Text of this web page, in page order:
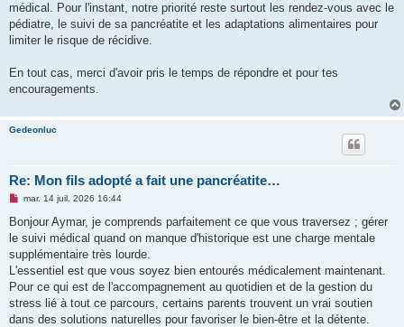
médical. Pour l'instant, notre priorité reste surtout les rendez-vous avec le
pédiatre, le suivi de sa pancréatite et les adaptations alimentaires pour
limiter le risque de récidive.
En tout cas, merci d'avoir pris le temps de répondre et pour tes
encouragements.
Gedeonluc
Re: Mon fils adopté a fait une pancréatite…
M
s
a
g
e
n
o
l
u
mar. 14 juil. 2026 16:44
Bonjour Aymar, je comprends parfaitement ce que vous traversez ; gérer
le suivi médical quand on manque d'historique est une charge mentale
supplémentaire très lourde.
L'essentiel est que vous soyez bien entourés médicalement maintenant.
Pour ce qui est de l'accompagnement au quotidien et de la gestion du
stress lié à tout ce parcours, certains parents trouvent un vrai soutien
dans des solutions naturelles pour favoriser le bien-être et la détente.